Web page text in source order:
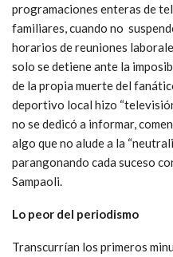
programaciones enteras de
familiares, cuando no
horarios de reuniones
solo se detiene ante la
de la propia muerte del
deportivo local hizo
no se dedicó a informar,
algo que no alude a la
parangonando cada suceso
Sampaoli.
Lo peor del periodismo
Transcurrían los primeros